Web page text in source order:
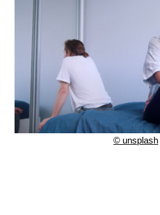
© unsplash